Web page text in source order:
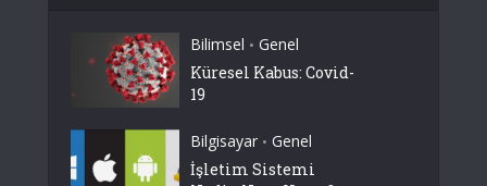
Bilimsel • Genel
Küresel Kabus: Covid-
19
Bilgisayar • Genel
İşletim Sistemi